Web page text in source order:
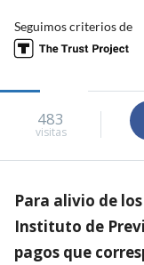
Seguimos criterios de
483
visitas
Para alivio de
Instituto de
pagos que